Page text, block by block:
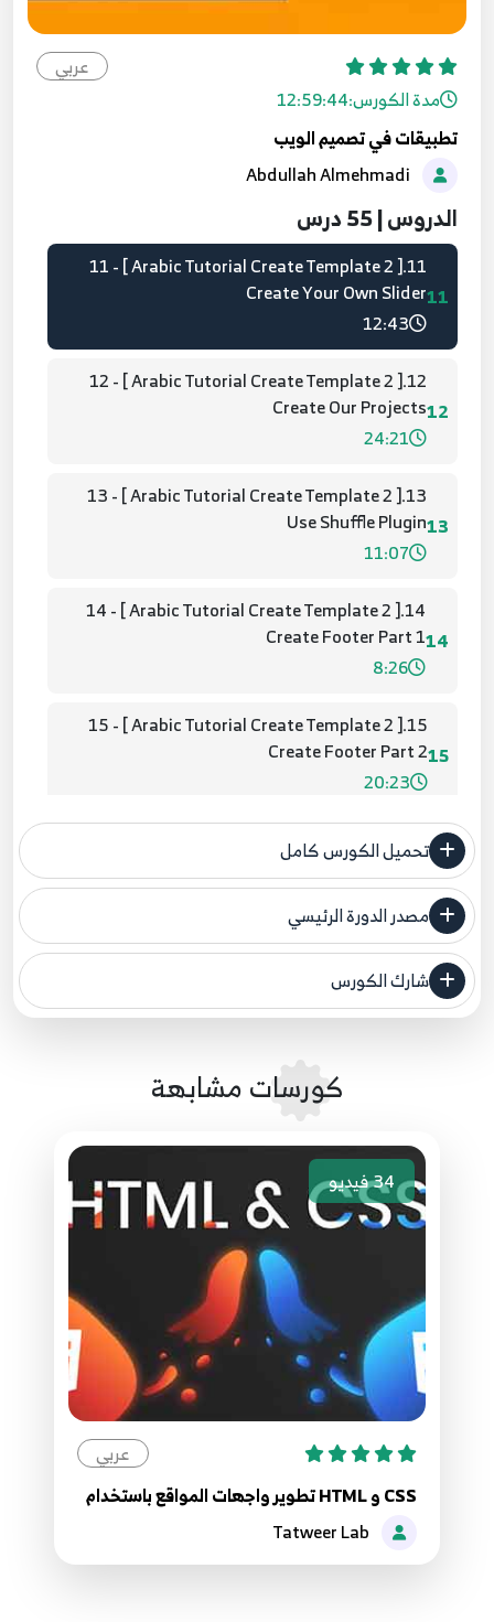
عربي
مدة الكورس:12:59:44
تطبيقات في تصميم الويب
الدروس | 55 درس
9
09.[ Arabic Tutorial Create Template 2 ] 09 -
Create Our Team
26:23
10
Create Testimonials
18:07
11
11.[ Arabic Tutorial Create Template 2 ] 11 -
Create Your Own Slider
12:43
12
12.[ Arabic Tutorial Create Template 2 ] 12 -
Create Our Projects
24:21
13
13.[ Arabic Tutorial Create Template 2 ] 13 -
Use Shuffle Plugin
11:07
14
14.[ Arabic Tutorial Create Template 2 ] 14 -
Create Footer Part 1
8:26
15
15.[ Arabic Tutorial Create Template 2 ] 15 -
Create Footer Part 2
20:23
16
Nice Scroll Plugin
6:03
17
17.[ Arabic Tutorial Create Template 2 ] 17 -
Validate Your Page + Fix
6:11
Final Touch
تحميل الكورس كامل
مصدر الدورة الرئيسي
فنحن لا ندعي ملكية أي دورة ولهذا نضع المصدر الأصلي لكم
شارك الكورس
كورسات مشابهة
34فيديو
عربي
CSS و HTML تطوير واجهات المواقع باستخدام